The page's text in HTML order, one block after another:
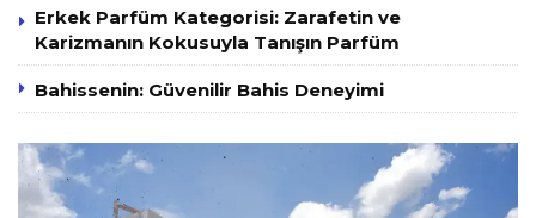
Erkek Parfüm Kategorisi: Zarafetin ve
Karizmanın Kokusuyla Tanışın Parfüm
Bahissenin: Güvenilir Bahis Deneyimi